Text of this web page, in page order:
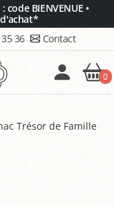
BIENVENUE •
36 Contact
0
Trésor de Famille